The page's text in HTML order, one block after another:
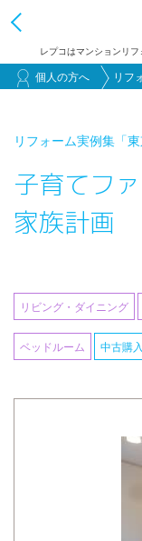
動
レプコはマンションリ
個人の方へ リフ
リフォーム実例集 「
子育てフ
家族計画
中古購
リビング・ダイニング
ベッドルーム